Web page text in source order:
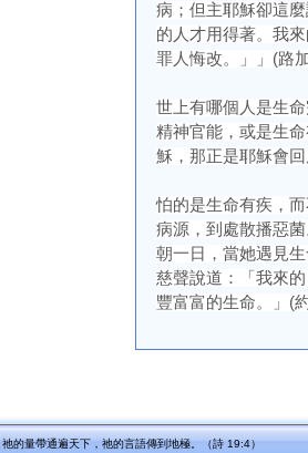
病；但主耶穌卻這
的人才用得著。我
罪人悔改。」」(路
世上有哪個人是生
精神官能，或是生
穌，那正是耶穌會
怕的是生命有疾，
病源，到處散播惡
朝一日，當她遇見
慈聲說道：「我來
豐富富的生命。」(
祂的量帶通遍天下，祂的言語傳到地極。（詩 19:4）